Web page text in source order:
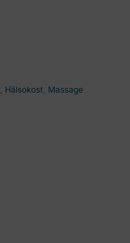
Hälsokost Massage